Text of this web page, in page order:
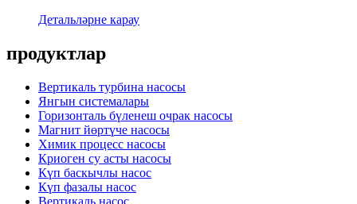
Детальләрне карау
продуктлар
Вертикаль турбина насосы
Янгын системалары
Горизонталь бүленеш очрак насосы
Магнит йөртүче насосы
Химик процесс насосы
Криоген су асты насосы
Күп баскычлы насос
Күп фазалы насос
Вертикаль насос